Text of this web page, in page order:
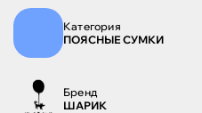
Категория
ПОЯСНЫЕ СУМКИ
Бренд
ШАРИК